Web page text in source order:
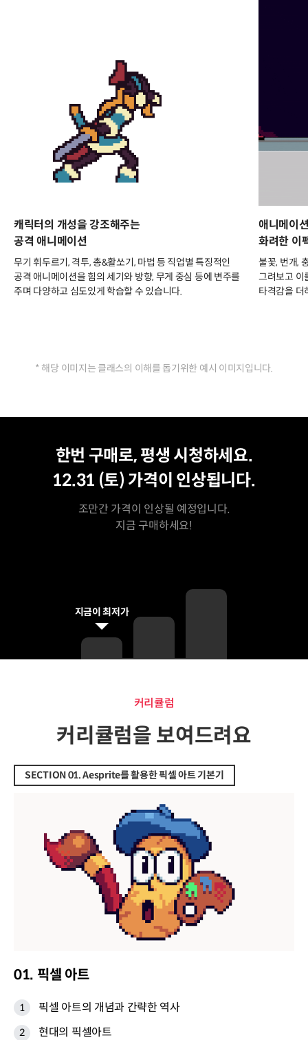
캐릭터의 개성을 강조해주는
공격 애니메이션
무기 휘두르기, 격투, 총&활쏘기, 마법 등 직업별 특징적인
공격 애니메이션을 힘의 세기와 방향, 무게 중심 등에 변주를
주며 다양하고 심도있게 학습할 수 있습니다.
애니메이
화려한 이
불꽃, 번개,
그려보고 이
타격감을 더
* 해당 이미지는 클래스의 이해를 돕기위한 예시 이미지입니다.
한번 구매로, 평생 시청하세요.
12.31 (토) 가격이 인상됩니다.
조만간 가격이 인상될 예정입니다.
지금 구매하세요!
지금이 최저가
커리큘럼
커리큘럼을 보여드려요
SECTION 01. Aesprite를 활용한 픽셀 아트 기본기
01. 픽셀 아트
픽셀 아트의 개념과 간략한 역사
현대의 픽셀아트